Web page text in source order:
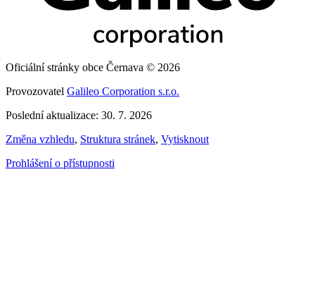
Oficiální stránky obce Černava © 2026
Provozovatel Galileo Corporation s.r.o.
Poslední aktualizace: 30. 7. 2026
Změna vzhledu, Struktura stránek, Vytisknout
Prohlášení o přístupnosti